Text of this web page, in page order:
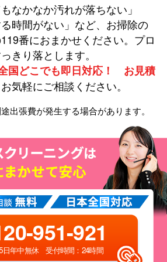
なかなか汚れが落ちない」
る時間がない」など、お掃除の
番におまかせください。プロ
きり落とします。
国どこでも即日対応！ お見積
気軽にご相談ください。
出張費が発生する場合があります。
951-921
日年中無休 受付時間：24時間